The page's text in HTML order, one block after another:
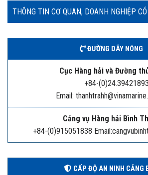
THÔNG TIN CƠ QUAN, DOANH NGHIỆP
ĐƯỜNG DÂY NÓNG
Cục Hàng hải và Đường
+84-(0)24.39421893
Email:
Cảng vụ Hàng hải Bình
+84-(0)915051838
CẤP ĐỘ AN NINH CẢNG